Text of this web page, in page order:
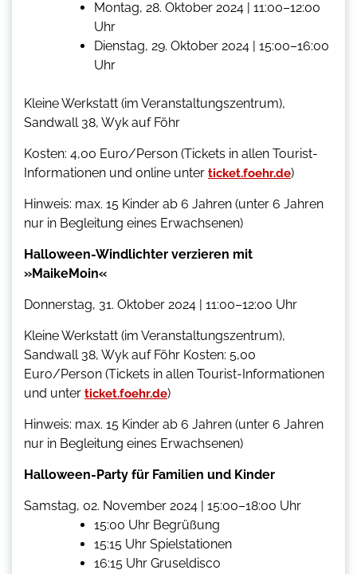
Montag, 28. Oktober 2024 | 11:00–12:00
Uhr
Dienstag, 29. Oktober 2024 | 15:00–16:00
Uhr
Kleine Werkstatt (im Veranstaltungszentrum),
Sandwall 38, Wyk auf Föhr
Kosten: 4,00 Euro/Person (Tickets in allen Tourist-
Informationen und online unter ticket.foehr.de)
Hinweis: max. 15 Kinder ab 6 Jahren (unter 6 Jahren
nur in Begleitung eines Erwachsenen)
Halloween-Windlichter verzieren mit
»MaikeMoin«
Donnerstag, 31. Oktober 2024 | 11:00–12:00 Uhr
Kleine Werkstatt (im Veranstaltungszentrum),
Sandwall 38, Wyk auf Föhr Kosten: 5,00
Euro/Person (Tickets in allen Tourist-Informationen
und unter ticket.foehr.de)
Hinweis: max. 15 Kinder ab 6 Jahren (unter 6 Jahren
nur in Begleitung eines Erwachsenen)
Halloween-Party für Familien und Kinder
Samstag, 02. November 2024 | 15:00–18:00 Uhr
15:00 Uhr Begrüßung
15:15 Uhr Spielstationen
16:15 Uhr Gruseldisco